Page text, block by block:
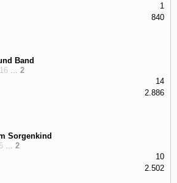
1
840
Band
... 2
14
2.886
Sorgenkind
... 2
10
2.502